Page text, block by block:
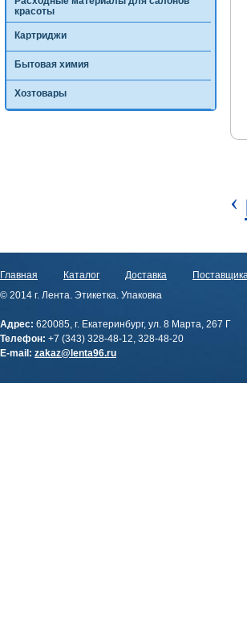
красоты
Картриджи
Бытовая химия
Хозтовары
‹
Главная Каталог Доставка
© 2014 г. Лента. Этикетка. Упаковка
Адрес: 620085, г. Екатеринбург, ул. 8 Марта, 267 Г
Телефон: +7 (343) 328-48-12, 328-48-20
E-mail: zakaz@lenta96.ru